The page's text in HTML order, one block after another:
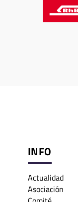
INFO
Actualidad
Asociación